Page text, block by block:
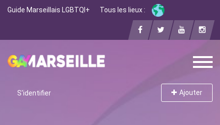
Guide Marseillais LGBTQI+ Tous les lieux :
S'identifier Ajouter